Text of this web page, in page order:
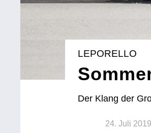
LEPORELLO
Der Klang der
24. Juli